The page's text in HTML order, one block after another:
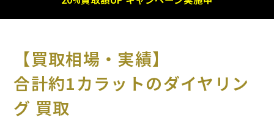
【買取相場・実績】
合計約1カラットのダイヤリン
グ 買取